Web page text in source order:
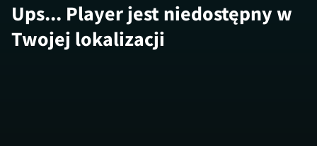
Ups... Player jest niedostępny w
Twojej lokalizacji